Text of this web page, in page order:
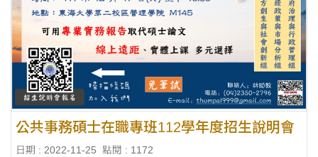
公共事務碩士在職專班112學年度招生說明會
日期 : 2022-11-25
點閱 : 1172